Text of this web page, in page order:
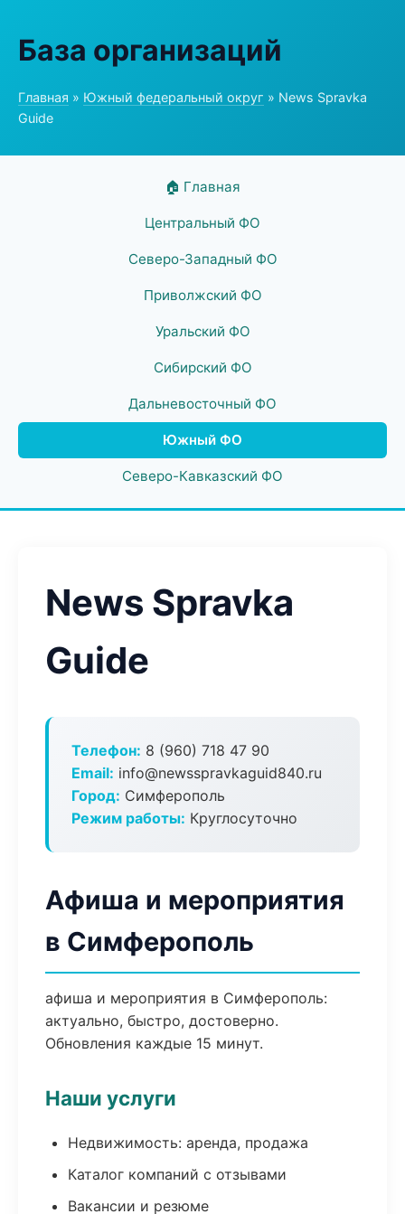
База организаций
Главная » Южный федеральный округ » News Spravka
Guide
🏠 Главная
Центральный ФО
Северо-Западный ФО
Приволжский ФО
Уральский ФО
Сибирский ФО
Дальневосточный ФО
Южный ФО
Северо-Кавказский ФО
News Spravka
Guide
Телефон: 8 (960) 718 47 90
Email: info@newsspravkaguid840.ru
Город: Симферополь
Режим работы: Круглосуточно
Афиша и мероприятия
в Симферополь
афиша и мероприятия в Симферополь:
актуально, быстро, достоверно.
Обновления каждые 15 минут.
Наши услуги
Недвижимость: аренда, продажа
Каталог компаний с отзывами
Вакансии и резюме